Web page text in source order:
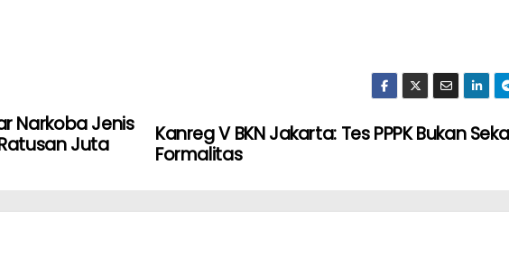
Kanreg V BKN Jakarta: Tes PPPK Bukan
Formalitas
Narkoba Jenis
Juta